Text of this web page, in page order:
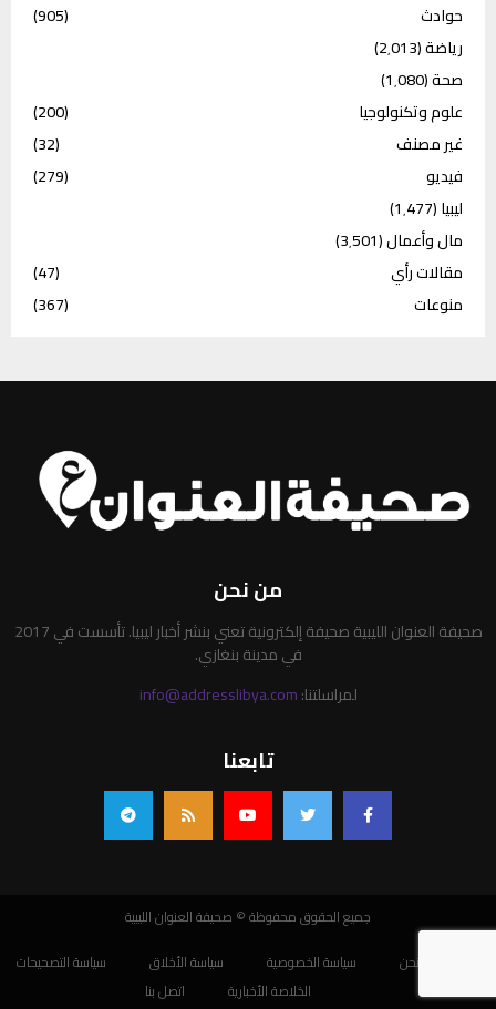
حوادث
(905)
رياضة(2٬013)
صحة(1٬080)
علوم وتكنولوجيا
(200)
غير مصنف
(32)
فيديو
(279)
ليبيا(1٬477)
مال وأعمال(3٬501)
مقالات رأي
(47)
منوعات
(367)
من نحن
صحيفة العنوان الليبية صحيفة إلكترونية تعني بنشر أخبار ليبيا. تأسست في 2017
في مدينة بنغازي.
لمراسلتنا:info@addresslibya.com
تابعنا
جميع الحقوق محفوظة © صحيفة العنوان الليبية
من نحن
سياسة الخصوصية سياسة الأخلاق
سياسة التصحيحات
الخلاصة الأخبارية
اتصل بنا